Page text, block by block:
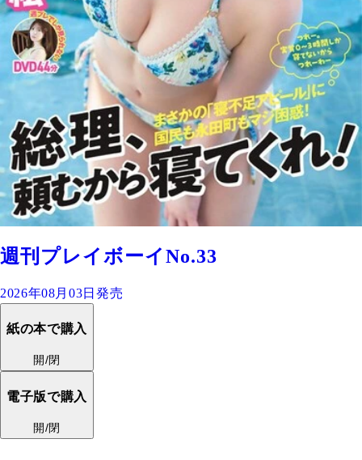
週刊プレイボーイNo.33
2026年08月03日発売
紙の本で購入
開/閉
電子版で購入
開/閉